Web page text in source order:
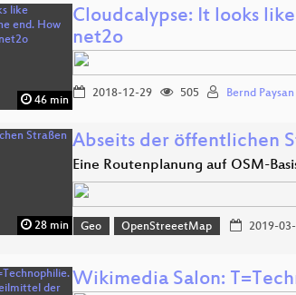
46 min
Cloudcalypse: It looks
net2o
2018-12-29 505 Bernd Paysan
28 min
Abseits der öffentlichen
Eine Routenplanung auf OSM-
Geo OpenStreeetMap 2019-
Wikimedia Salon: